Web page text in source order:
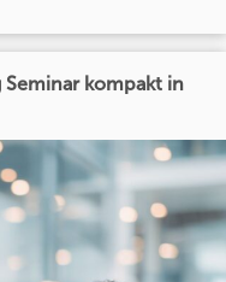
kompakt in